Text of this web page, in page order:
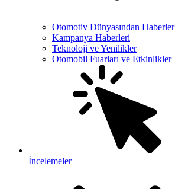
Otomotiv Dünyasından Haberler
Kampanya Haberleri
Teknoloji ve Yenilikler
Otomobil Fuarları ve Etkinlikler
İncelemeler